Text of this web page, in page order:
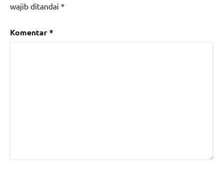
wajib ditandai *
Komentar*